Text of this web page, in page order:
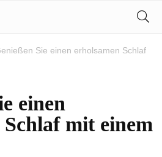
Sie einen erholsamen Schlaf
einen
Schlaf mit einem